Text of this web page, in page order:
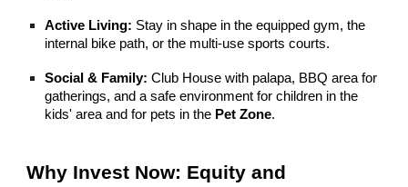
Active Living: Stay in shape in the equipped gym, the
internal bike path, or the multi-use sports courts.
Social & Family: Club House with palapa, BBQ area for
gatherings, and a safe environment for children in the
kids' area and for pets in the Pet Zone.
Why Invest Now: Equity and